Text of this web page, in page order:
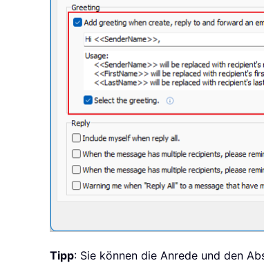
Tipp: Sie können die Anrede und den